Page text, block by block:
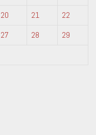
20 21
22
27 28
29